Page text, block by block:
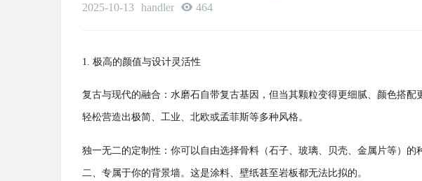
2025-10-13 handler 464
1. 极高的颜值与设计灵活性
复古与现代的融合：水磨石自带复古基因，但当其颗粒变得更细腻、颜色搭
轻松营造出极简、工业、北欧或孟菲斯等多种风格。
独一无二的定制性：你可以自由选择骨料（石子、玻璃、贝壳、金属片等）
二、专属于你的背景墙。这是涂料、壁纸甚至岩板都无法比拟的。